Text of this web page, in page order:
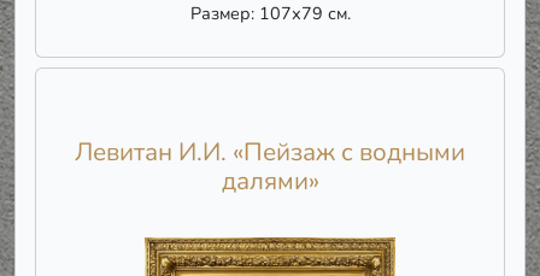
Размер: 107х79 см.
Левитан И.И. «Пейзаж с водными
далями»